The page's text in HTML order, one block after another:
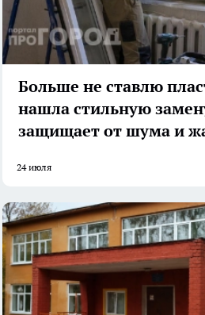
Больше не ставлю
нашла стильную
защищает от шума и
24 июля